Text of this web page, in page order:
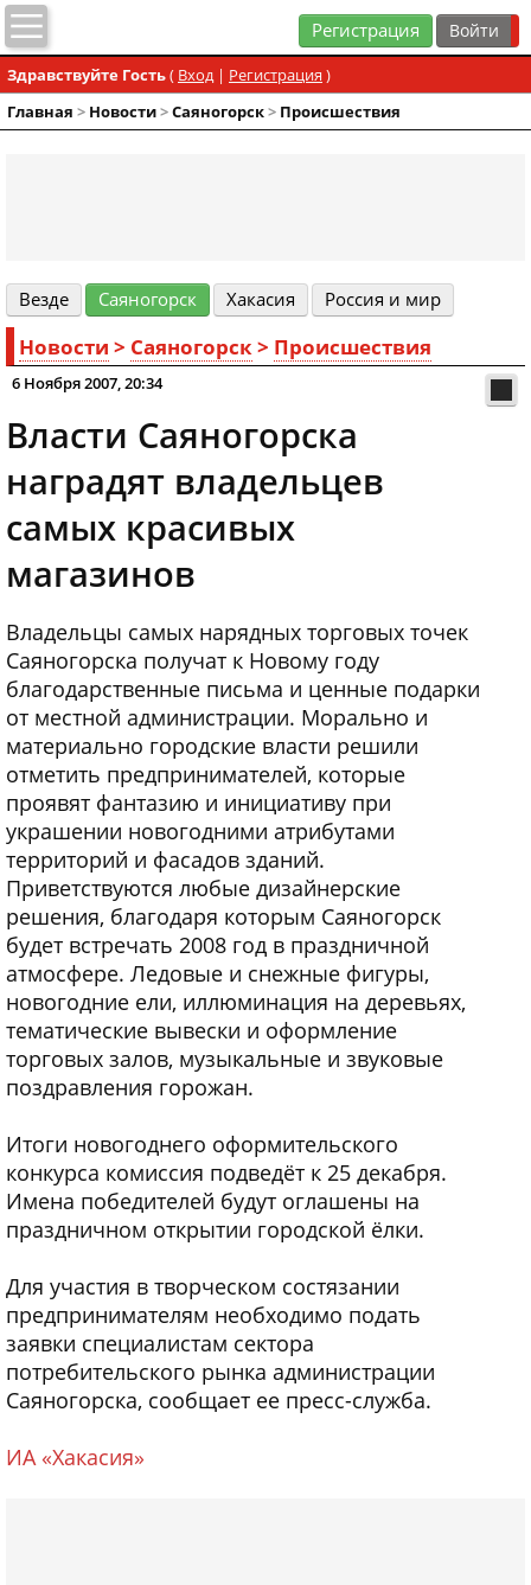
Регистрация
Здравствуйте Гость( Вход| Регистрация )
Главная > Новости>Cаяногорск> Происшествия
Везде Cаяногорск Хакасия Россия и мир
Новости > Cаяногорск> Происшествия
6 Ноября 2007, 20:34
Власти Саяногорска
наградят владельцев
самых красивых
магазинов
Владельцы самых нарядных торговых точек
Саяногорска получат к Новому году
благодарственные письма и ценные подарки
от местной администрации. Морально и
материально городские власти решили
отметить предпринимателей, которые
проявят фантазию и инициативу при
украшении новогодними атрибутами
территорий и фасадов зданий.
Приветствуются любые дизайнерские
решения, благодаря которым Саяногорск
будет встречать 2008 год в праздничной
атмосфере. Ледовые и снежные фигуры,
новогодние ели, иллюминация на деревьях,
тематические вывески и оформление
торговых залов, музыкальные и звуковые
поздравления горожан.
Итоги новогоднего оформительского
конкурса комиссия подведёт к 25 декабря.
Имена победителей будут оглашены на
праздничном открытии городской ёлки.
Для участия в творческом состязании
предпринимателям необходимо подать
заявки специалистам сектора
потребительского рынка администрации
Саяногорска, сообщает ее пресс-служба.
ИА «Хакасия»